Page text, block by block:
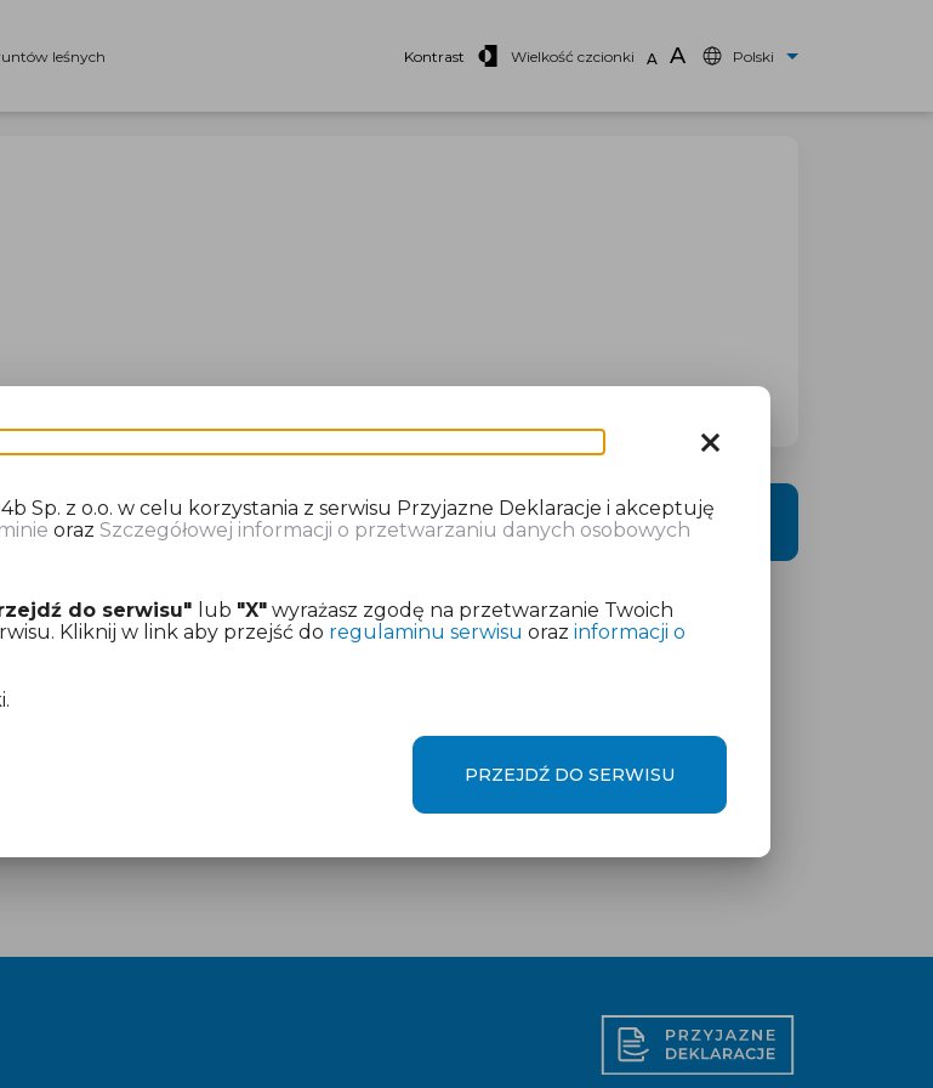
leśnych Kontrast Wielkość czcionki A A Polski
DALEJ
close
Sp. z o.o. w celu korzystania z serwisu Przyjazne Deklaracje i akceptuję
orazSzczegółowej informacji o przetwarzaniu danych osobowych
do serwisu" lub "X" wyrażasz zgodę na przetwarzanie Twoich
Kliknij w link aby przejść do regulaminu serwisu orazinformacji o
PRZEJDŹ DO SERWISU